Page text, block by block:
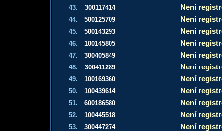
43. 300117414 Není
44. 500125709 Není
45. 500143293 Není
46. 100145805 Není
47. 300405849 Není
48. 300411289 Není
49. 100169360 Není
50. 100439614 Není
51. 600186580 Není
52. 100445518 Není
53. 300447274 Není